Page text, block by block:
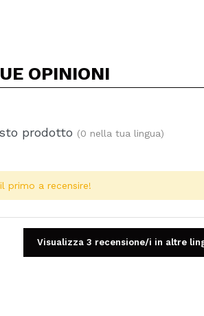
OPINIONI
prodotto (0 nella tua lingua)
primo a recensire!
Visualizza 3 recensione/i in altre